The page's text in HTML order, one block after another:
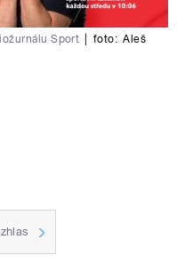
Sport foto: Aleš